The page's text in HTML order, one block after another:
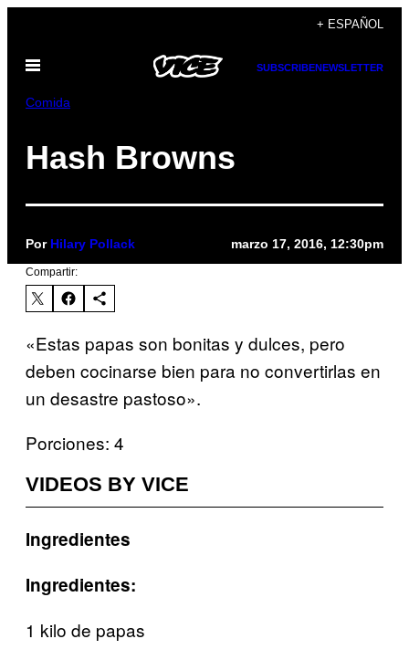
contenido
+ ESPAÑOL
Abrir
SUBSCRIBENEWSLETTER
Comida
Hash Browns
Por Hilary Pollack marzo 17, 2016, 12:30pm
Compartir:
«Estas papas son bonitas y dulces, pero
deben cocinarse bien para no convertirlas en
un desastre pastoso».
Porciones: 4
VIDEOS BY VICE
Ingredientes
Ingredientes:
1 kilo de papas